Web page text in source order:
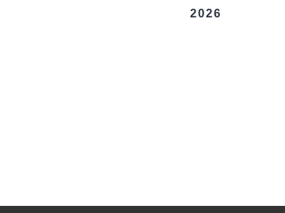
2026